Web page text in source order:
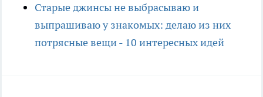
Старые джинсы не выбрасываю и
выпрашиваю у знакомых: делаю из них
потрясные вещи - 10 интересных идей